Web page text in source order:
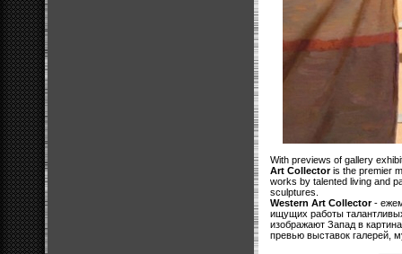
With previews of gallery
Art Collectoris the premier
works by talented living and
sculptures.
Western Art Collector-
ищущих работы
изображают Запад в
превью выставок галерей,